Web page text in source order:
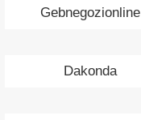
Gebnegozionline
Dakonda